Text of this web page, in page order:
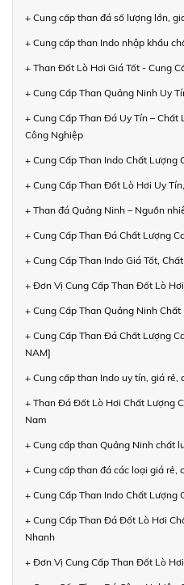
+ Cung cấp than đá số lượng lớn,
+ Cung cấp than Indo nhập khẩu
+ Than Đốt Lò Hơi Giá Tốt - Cung
+ Cung Cấp Than Quảng Ninh Uy
+ Cung Cấp Than Đá Uy Tín –
Công Nghiệp
+ Cung Cấp Than Indo Chất Lượng
+ Cung Cấp Than Đốt Lò Hơi Uy
+ Than đá Quảng Ninh – Nguồn
+ Cung Cấp Than Đá Chất Lượng
+ Cung Cấp Than Indo Giá Tốt,
+ Đơn Vị Cung Cấp Than Đốt Lò
+ Cung Cấp Than Quảng Ninh
+ Cung Cấp Than Đá Chất Lượng
NAM]
+ Cung cấp than Indo uy tín, giá rẻ,
+ Than Đá Đốt Lò Hơi Chất Lượng
Nam
+ Cung cấp than Quảng Ninh chất
+ Cung cấp than đá các loại giá rẻ,
+ Cung Cấp Than Indo Chất Lượng
+ Cung Cấp Than Đá Đốt Lò Hơi
Nhanh
+ Đơn Vị Cung Cấp Than Đốt Lò